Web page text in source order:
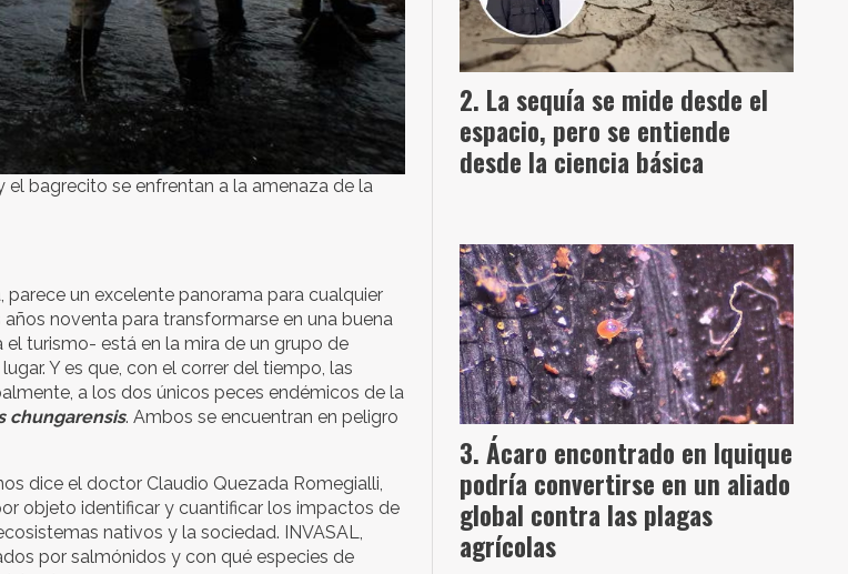
el bagrecito se enfrentan a la amenaza de la
un excelente panorama para cualquier
noventa para transformarse en una buena
turismo- está en la mira de un grupo de
Y es que, con el correr del tiempo, las
a los dos únicos peces endémicos de la
chungarensis. Ambos se encuentran en peligro
dice el doctor Claudio Quezada Romegialli,
objeto identificar y cuantificar los impactos de
nativos y la sociedad. INVASAL,
por salmónidos y con qué especies de
La sequía se mide desde el
espacio, pero se entiende
desde la ciencia básica
Ácaro encontrado en Iquique
podría convertirse en un aliado
global contra las plagas
agrícolas